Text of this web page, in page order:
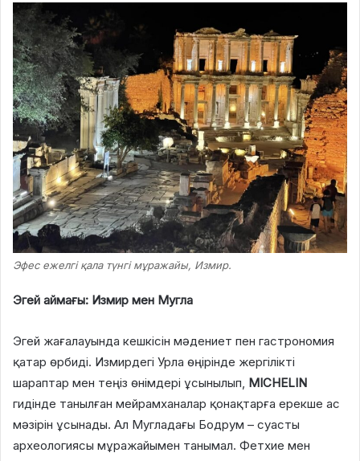
Эфес ежелгі қала түнгі мұражайы, Измир.
Эгей аймағы: Измир мен Мугла
Эгей жағалауында кешкісін мәдениет пен гастрономия
қатар өрбиді. Измирдегі Урла өңірінде жергілікті
шараптар мен теңіз өнімдері ұсынылып, MICHELIN
гидінде танылған мейрамханалар қонақтарға ерекше ас
мәзірін ұсынады. Ал Мугладағы Бодрум – суасты
археологиясы мұражайымен танымал. Фетхие мен